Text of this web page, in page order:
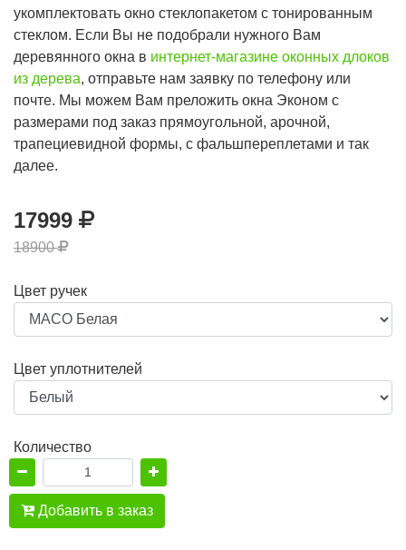
укомплектовать окно стеклопакетом с тонированным
стеклом. Если Вы не подобрали нужного Вам
деревянного окна в интернет-магазине оконных длоков
из дерева, отправьте нам заявку по телефону или
почте. Мы можем Вам преложить окна Эконом с
размерами под заказ прямоугольной, арочной,
трапециевидной формы, с фальшпереплетами и так
далее.
17999
18900
Цвет ручек
Цвет уплотнителей
Количество
Добавить в заказ